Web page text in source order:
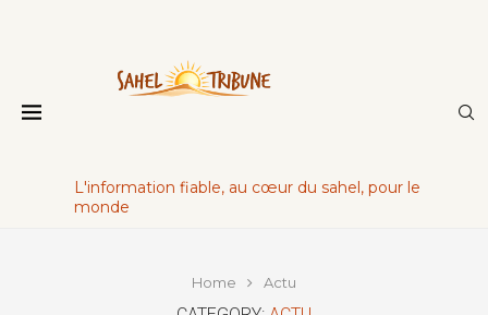
L'information fiable, au cœur du sahel, pour le
monde
Home Actu